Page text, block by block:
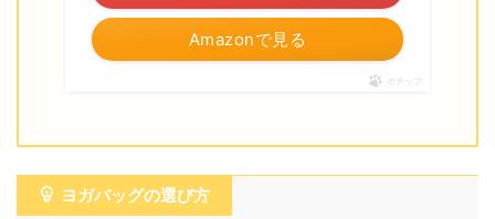
Amazonで見る
ポチップ
ヨガバッグの選び方